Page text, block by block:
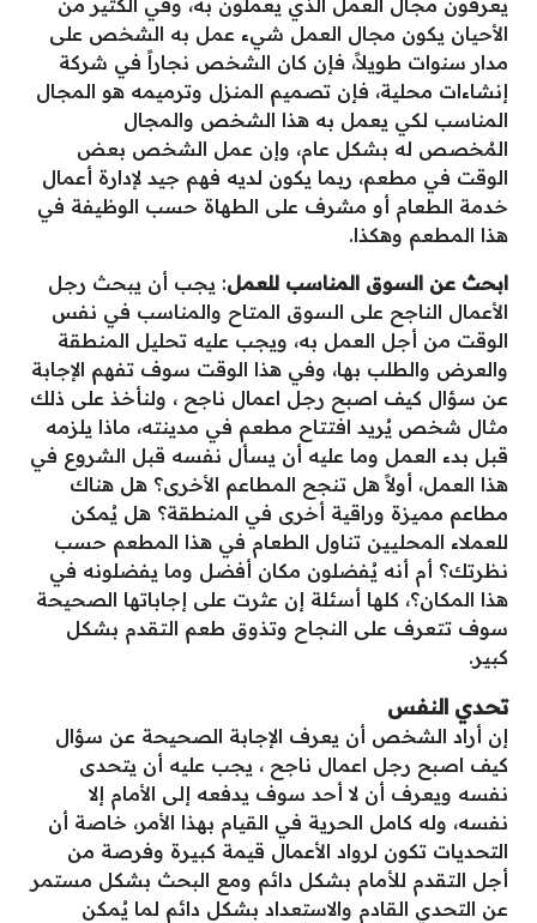
يعرفون مجال العمل الذي يعملون به، وفي الكثير من
الأحيان يكون مجال العمل شيء عمل به الشخص على
مدار سنوات طويلاً، فإن كان الشخص نجاراً في شركة
إنشاءات محلية، فإن تصميم المنزل وترميمه هو المجال
المناسب لكي يعمل به هذا الشخص والمجال
المُخصص له بشكل عام، وإن عمل الشخص بعض
الوقت في مطعم، ربما يكون لديه فهم جيد لإدارة أعمال
خدمة الطعام أو مشرف على الطهاة حسب الوظيفة في
هذا المطعم وهكذا.
ابحث عن السوق المناسب للعمل: يجب أن يبحث رجل
الأعمال الناجح على السوق المتاح والمناسب في نفس
الوقت من أجل العمل به، ويجب عليه تحليل المنطقة
والعرض والطلب بها، وفي هذا الوقت سوف تفهم الإجابة
عن سؤال كيف اصبح رجل اعمال ناجح ، ولنأخذ على ذلك
مثال شخص يُريد افتتاح مطعم في مدينته، ماذا يلزمه
قبل بدء العمل وما عليه أن يسأل نفسه قبل الشروع في
هذا العمل، أولاً هل تنجح المطاعم الأخرى؟ هل هناك
مطاعم مميزة وراقية أخرى في المنطقة؟ هل يُمكن
للعملاء المحليين تناول الطعام في هذا المطعم حسب
نظرتك؟ أم أنه يُفضلون مكان أفضل وما يفضلونه في
هذا المكان؟، كلها أسئلة إن عثرت على إجاباتها الصحيحة
سوف تتعرف على النجاح وتذوق طعم التقدم بشكل
كبير.
تحدي النفس
إن أراد الشخص أن يعرف الإجابة الصحيحة عن سؤال
كيف اصبح رجل اعمال ناجح ، يجب عليه أن يتحدى
نفسه ويعرف أن لا أحد سوف يدفعه إلى الأمام إلا
نفسه، وله كامل الحرية في القيام بهذا الأمر، خاصة أن
التحديات تكون لرواد الأعمال قيمة كبيرة وفرصة من
أجل التقدم للأمام بشكل دائم ومع البحث بشكل مستمر
عن التحدي القادم والاستعداد بشكل دائم لما يُمكن